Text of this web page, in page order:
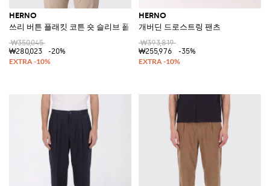
HERNO
쓰리 버튼 플래킷 코튼 숏 슬리브 폴로 셔츠
₩350,045
₩280,023
-20%
HERNO
개버딘 드로스트링 팬츠
₩393,819
₩255,976
-35%